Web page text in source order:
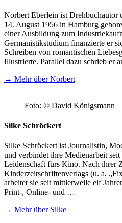
Norbert Eberlein ist Drehbuchautor
14. August 1956 in Hamburg
einer Ausbildung zum
Germanistikstudium finanzierte er
Schreiben von romantischen
Illustrierte. Parallel dazu schrieb er
→ Mehr über Norbert
Foto: © David Königsmann
Silke Schröckert
Silke Schröckert ist Journalistin,
und verbindet ihre Medienarbeit seit
Leidenschaft fürs Kino. Nach ihrer
Kinderzeitschriftenverlags (u. a.
arbeitet sie seit mittlerweile elf
Print-, Online- und …
→ Mehr über Silke